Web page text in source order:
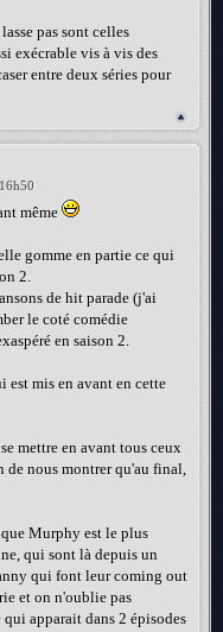
pas sont celles
exécrable vis à vis des
entre deux séries pour
même
gomme en partie ce qui
2.
de hit parade (j'ai
le coté comédie
en saison 2.
est mis en avant en cette
mettre en avant tous ceux
de nous montrer qu'au final,
Murphy est le plus
qui sont là depuis un
qui font leur coming out
et on n'oublie pas
apparait dans 2 épisodes